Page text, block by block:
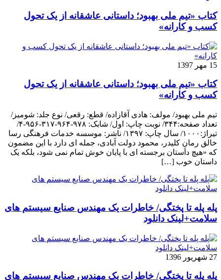
کتاب «تیم ملی بهبود؛ داستانی عاشقانه از یک تحول
کسب و کارانه»
15 مهر 1397
کتاب «تیم ملی بهبود؛ داستانی عاشقانه از یک تحول
کسب و کارانه»
تیم ملی بهبود/ مولف: هادی آقازاده/ قطع: رقعی/ نوع جلد: شومیز/
تعداد صفحه:۳۴۴/ نوبت چاپ: اول/ شابک: ۹۷۸-۹۶۴-۳۱۷-۹۵۶-۴/
تیراژ:۱۰۰۰/ سال چاپ: ۱۳۹۷/ ناشر: موسسه خدمات فرهنگی رسا
خالق رمانِ کلیدر، محمود دولت آبادی، جمله ای دارد با این مضمون
که «هیچ داستان برجسته ای با پایان خوش تمام نمی شود، بلکه یک
داستان خوب […]
پله پله تا پختگی/ خاطرات یک مهندس صنایع سیستم های
سلامت+لینک دانلود
27 شهریور 1396
پله پله تا پختگی/ خاطرات یک مهندس صنایع سیستم های